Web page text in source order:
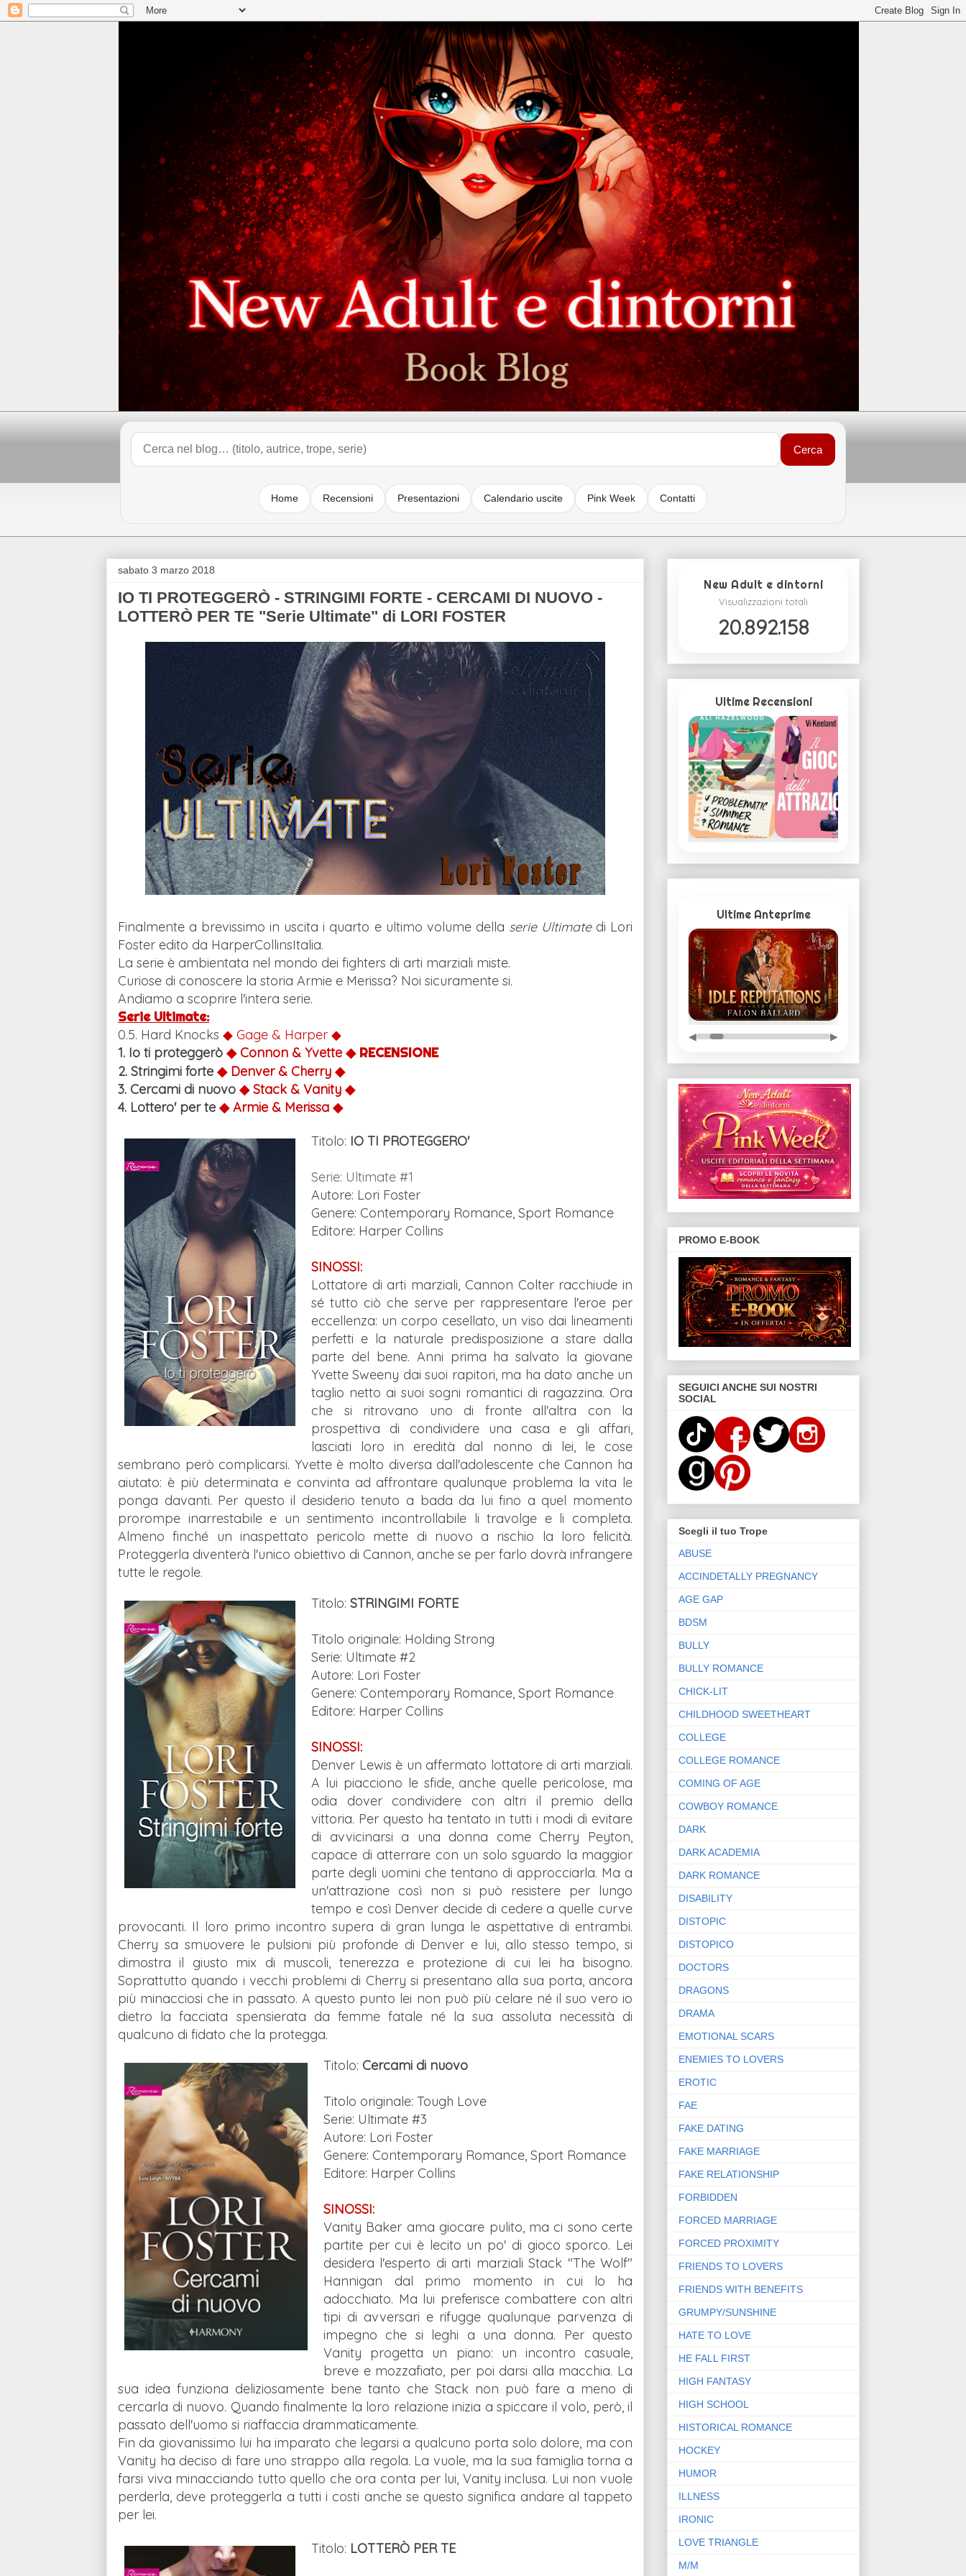
Cerca
Home Recensioni Presentazioni Calendario uscite Pink Week Contatti
sabato 3 marzo 2018
IO TI PROTEGGERÒ - STRINGIMI FORTE - CERCAMI DI NUOVO -
LOTTERÒ PER TE "Serie Ultimate" di LORI FOSTER
Finalmente a brevissimo in uscita i quarto e ultimo volume della serie Ultimatedi Lori
Foster edito da HarperCollinsItalia.
La serie è ambientata nel mondo dei fighters di arti marziali miste.
Curiose di conoscere la storia Armie e Merissa? Noi sicuramente si.
Andiamo a scoprire l'intera serie.
Serie Ultimate:
0.5. Hard Knocks ◆ Gage & Harper ◆
1. Io ti proteggerò ◆ Connon & Yvette ◆ RECENSIONE
2. Stringimi forte ◆ Denver & Cherry ◆
3. Cercami di nuovo ◆ Stack & Vanity ◆
4. Lottero' per te ◆ Armie & Merissa ◆
Titolo: IO TI PROTEGGERO'
Serie: Ultimate #1
Autore: Lori Foster
Genere: Contemporary Romance, Sport Romance
Editore: Harper Collins
SINOSSI:
Lottatore di arti marziali, Cannon Colter racchiude in
sé tutto ciò che serve per rappresentare l'eroe per
eccellenza: un corpo cesellato, un viso dai lineamenti
perfetti e la naturale predisposizione a stare dalla
parte del bene. Anni prima ha salvato la giovane
Yvette Sweeny dai suoi rapitori, ma ha dato anche un
taglio netto ai suoi sogni romantici di ragazzina. Ora
che si ritrovano uno di fronte all'altra con la
prospettiva di condividere una casa e gli affari,
lasciati loro in eredità dal nonno di lei, le cose
sembrano però complicarsi. Yvette è molto diversa dall'adolescente che Cannon ha
aiutato: è più determinata e convinta ad affrontare qualunque problema la vita le
ponga davanti. Per questo il desiderio tenuto a bada da lui fino a quel momento
prorompe inarrestabile e un sentimento incontrollabile li travolge e li completa.
Almeno finché un inaspettato pericolo mette di nuovo a rischio la loro felicità.
Proteggerla diventerà l'unico obiettivo di Cannon, anche se per farlo dovrà infrangere
tutte le regole.
Titolo: STRINGIMI FORTE
Titolo originale: Holding Strong
Serie: Ultimate #2
Autore: Lori Foster
Genere: Contemporary Romance, Sport Romance
Editore: Harper Collins
SINOSSI:
Denver Lewis è un affermato lottatore di arti marziali.
A lui piacciono le sfide, anche quelle pericolose, ma
odia dover condividere con altri il premio della
vittoria. Per questo ha tentato in tutti i modi di evitare
di avvicinarsi a una donna come Cherry Peyton,
capace di atterrare con un solo sguardo la maggior
parte degli uomini che tentano di approcciarla. Ma a
un'attrazione così non si può resistere per lungo
tempo e così Denver decide di cedere a quelle curve
provocanti. Il loro primo incontro supera di gran lunga le aspettative di entrambi.
Cherry sa smuovere le pulsioni più profonde di Denver e lui, allo stesso tempo, si
dimostra il giusto mix di muscoli, tenerezza e protezione di cui lei ha bisogno.
Soprattutto quando i vecchi problemi di Cherry si presentano alla sua porta, ancora
più minacciosi che in passato. A questo punto lei non può più celare né il suo vero io
dietro la facciata spensierata da femme fatale né la sua assoluta necessità di
qualcuno di fidato che la protegga.
Titolo: Cercami di nuovo
Titolo originale: Tough Love
Serie: Ultimate #3
Autore: Lori Foster
Genere: Contemporary Romance, Sport Romance
Editore: Harper Collins
SINOSSI:
Vanity Baker ama giocare pulito, ma ci sono certe
partite per cui è lecito un po' di gioco sporco. Lei
desidera l'esperto di arti marziali Stack "The Wolf"
Hannigan dal primo momento in cui lo ha
adocchiato. Ma lui preferisce combattere con altri
tipi di avversari e rifugge qualunque parvenza di
impegno che si leghi a una donna. Per questo
Vanity progetta un piano: un incontro casuale,
breve e mozzafiato, per poi darsi alla macchia. La
sua idea funziona deliziosamente bene tanto che Stack non può fare a meno di
cercarla di nuovo. Quando finalmente la loro relazione inizia a spiccare il volo, però, il
passato dell'uomo si riaffaccia drammaticamente.
Fin da giovanissimo lui ha imparato che legarsi a qualcuno porta solo dolore, ma con
Vanity ha deciso di fare uno strappo alla regola. La vuole, ma la sua famiglia torna a
farsi viva minacciando tutto quello che ora conta per lui, Vanity inclusa. Lui non vuole
perderla, deve proteggerla a tutti i costi anche se questo significa andare al tappeto
per lei.
Titolo: LOTTERÒ PER TE
New Adult e dintorni
Visualizzazioni totali
20.892.158
Ultime Recensioni
Ultime Anteprime
◀ ▶
PROMO E-BOOK
SEGUICI ANCHE SUI NOSTRI
SOCIAL
Scegli il tuo Trope
ABUSE
ACCINDETALLY PREGNANCY
AGE GAP
BDSM
BULLY
BULLY ROMANCE
CHICK-LIT
CHILDHOOD SWEETHEART
COLLEGE
COLLEGE ROMANCE
COMING OF AGE
COWBOY ROMANCE
DARK
DARK ACADEMIA
DARK ROMANCE
DISABILITY
DISTOPIC
DISTOPICO
DOCTORS
DRAGONS
DRAMA
EMOTIONAL SCARS
ENEMIES TO LOVERS
EROTIC
FAE
FAKE DATING
FAKE MARRIAGE
FAKE RELATIONSHIP
FORBIDDEN
FORCED MARRIAGE
FORCED PROXIMITY
FRIENDS TO LOVERS
FRIENDS WITH BENEFITS
GRUMPY/SUNSHINE
HATE TO LOVE
HE FALL FIRST
HIGH FANTASY
HIGH SCHOOL
HISTORICAL ROMANCE
HOCKEY
HUMOR
ILLNESS
IRONIC
LOVE TRIANGLE
M/M